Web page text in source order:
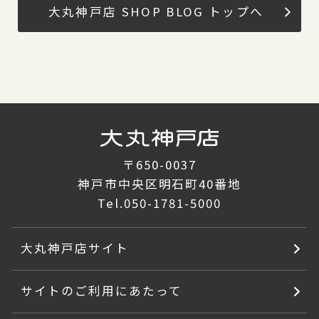
大丸神戸店 SHOP BLOG トップへ
〒650-0037
神戸市中央区明石町40番地
Tel.050-1781-5000
大丸神戸店サイト
サイトのご利用にあたって